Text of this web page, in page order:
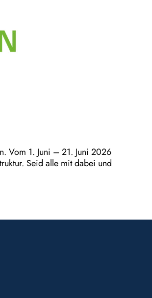
Vom 1. Juni – 21. Juni 2026
Seid alle mit dabei und